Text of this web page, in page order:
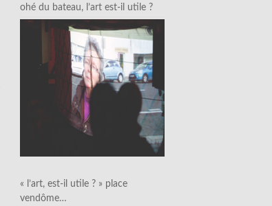
ohé du bateau, l’art est-il utile ?
« l’art, est-il utile ? » place
vendôme…